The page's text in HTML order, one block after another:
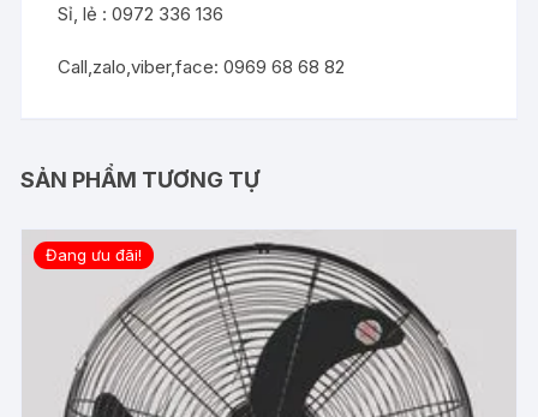
Sỉ, lẻ : 0972 336 136
Call,zalo,viber,face: 0969 68 68 82
SẢN PHẨM TƯƠNG TỰ
Đang ưu đãi!